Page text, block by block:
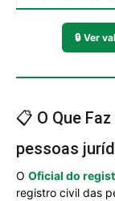
🔒 Ver
📋 O Que
pessoas
O Oficial do
registro civil das